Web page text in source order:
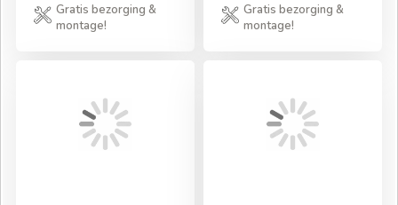
Gratis bezorging &
montage!
Gratis bezorging &
montage!